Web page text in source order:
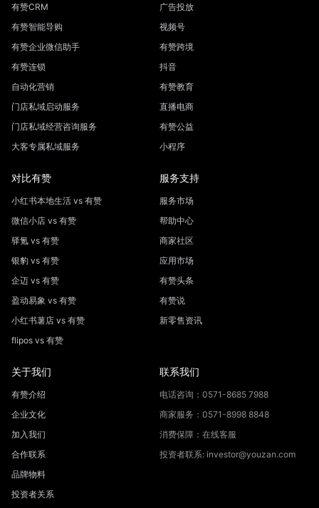
有赞CRM
有赞智能导购
有赞企业微信助手
有赞连锁
自动化营销
门店私域启动服务
门店私域经营咨询服务
大客专属私域服务
广告投放
视频号
有赞跨境
抖音
有赞教育
直播电商
有赞公益
小程序
对比有赞
小红书本地生活 vs 有赞
微信小店 vs 有赞
驿氪 vs 有赞
银豹 vs 有赞
企迈 vs 有赞
盈动易象 vs 有赞
小红书薯店 vs 有赞
flipos vs 有赞
服务支持
服务市场
帮助中心
商家社区
应用市场
有赞头条
有赞说
新零售资讯
关于我们
有赞介绍
企业文化
加入我们
合作联系
品牌物料
投资者关系
联系我们
电话咨询：0571-8685 7988
商家服务：0571-8998 8848
消费保障：在线客服
投资者联系: investor@youzan.com